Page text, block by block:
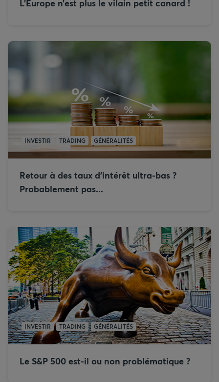
L’Europe n’est plus le vilain petit canard !
INVESTIR TRADING GÉNÉRALITÉS
Retour à des taux d’intérêt ultra-bas ?
Probablement pas...
INVESTIR TRADING GÉNÉRALITÉS
Le S&P 500 est-il ou non problématique ?